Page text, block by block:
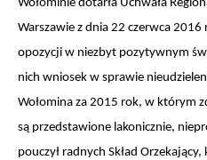
Wołominie dotarła Uchwała
Warszawie z dnia 22 czerwca 2016
opozycji w niezbyt pozytywnym
nich wniosek w sprawie
Wołomina za 2015 rok, w którym
są przedstawione lakonicznie,
pouczył radnych Skład